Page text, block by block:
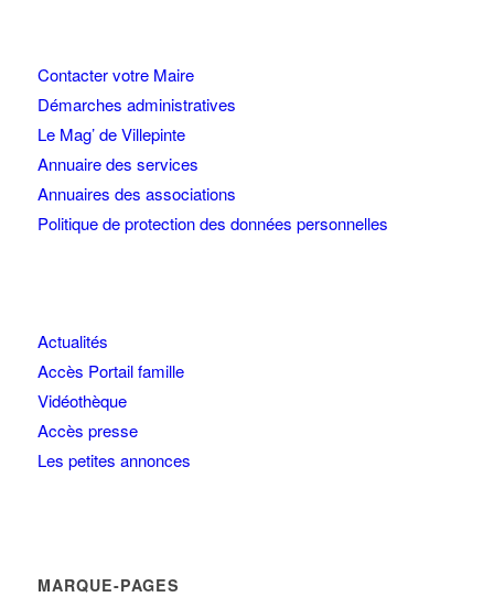
Contacter votre Maire
Démarches administratives
Le Mag’ de Villepinte
Annuaire des services
Annuaires des associations
Politique de protection des données personnelles
Actualités
Accès Portail famille
Vidéothèque
Accès presse
Les petites annonces
MARQUE-PAGES